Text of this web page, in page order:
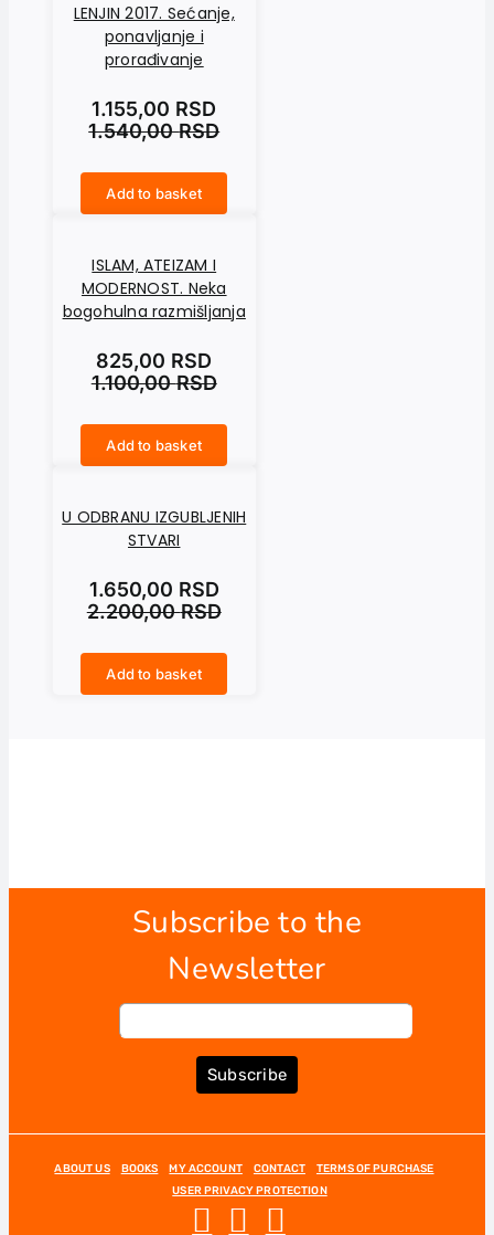
LENJIN 2017. Sećanje,
ponavljanje i
prorađivanje
1.540,00RSD
1.155,00 RSD
Add to basket
ISLAM, ATEIZAM I
MODERNOST. Neka
bogohulna razmišljanja
1.100,00RSD
825,00 RSD
Add to basket
U ODBRANU IZGUBLJENIH
STVARI
2.200,00RSD
1.650,00 RSD
Add to basket
Subscribe to the
Newsletter
Subscribe
ABOUT US BOOKS MY ACCOUNT CONTACT
TERMS OF PURCHASE
USER PRIVACY PROTECTION